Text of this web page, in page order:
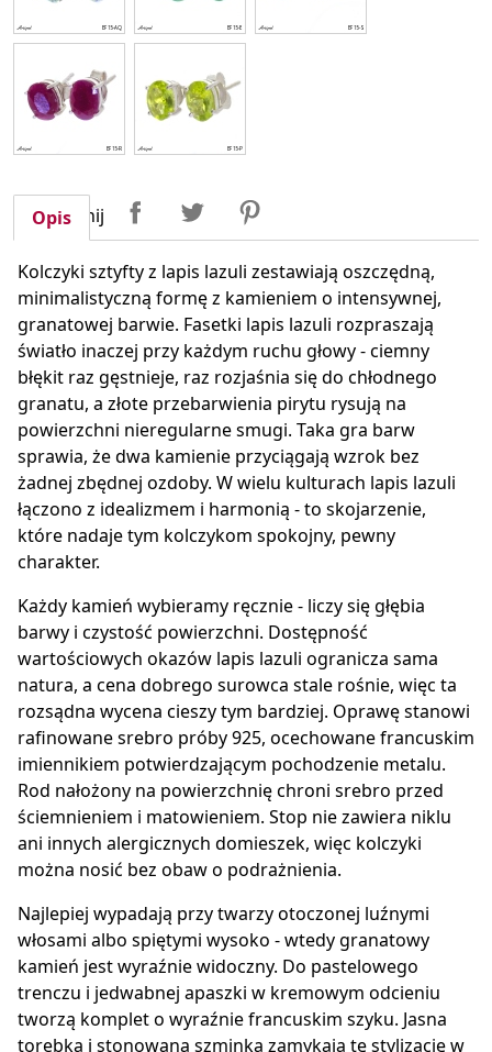
Udostępnij UdostępnijTweetuj
Opis
Kolczyki sztyfty z lapis lazuli zestawiają oszczędną,
minimalistyczną formę z kamieniem o intensywnej,
granatowej barwie. Fasetki lapis lazuli rozpraszają
światło inaczej przy każdym ruchu głowy - ciemny
błękit raz gęstnieje, raz rozjaśnia się do chłodnego
granatu, a złote przebarwienia pirytu rysują na
powierzchni nieregularne smugi. Taka gra barw
sprawia, że dwa kamienie przyciągają wzrok bez
żadnej zbędnej ozdoby. W wielu kulturach lapis lazuli
łączono z idealizmem i harmonią - to skojarzenie,
które nadaje tym kolczykom spokojny, pewny
charakter.
Każdy kamień wybieramy ręcznie - liczy się głębia
barwy i czystość powierzchni. Dostępność
wartościowych okazów lapis lazuli ogranicza sama
natura, a cena dobrego surowca stale rośnie, więc ta
rozsądna wycena cieszy tym bardziej. Oprawę stanowi
rafinowane srebro próby 925, ocechowane francuskim
imiennikiem potwierdzającym pochodzenie metalu.
Rod nałożony na powierzchnię chroni srebro przed
ściemnieniem i matowieniem. Stop nie zawiera niklu
ani innych alergicznych domieszek, więc kolczyki
można nosić bez obaw o podrażnienia.
Najlepiej wypadają przy twarzy otoczonej luźnymi
włosami albo spiętymi wysoko - wtedy granatowy
kamień jest wyraźnie widoczny. Do pastelowego
trenczu i jedwabnej apaszki w kremowym odcieniu
tworzą komplet o wyraźnie francuskim szyku. Jasna
torebka i stonowana szminka zamykają tę stylizację w